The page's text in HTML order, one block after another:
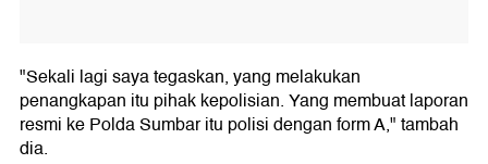
"Sekali lagi saya tegaskan, yang melakukan
penangkapan itu pihak kepolisian. Yang membuat laporan
resmi ke Polda Sumbar itu polisi dengan form A," tambah
dia.